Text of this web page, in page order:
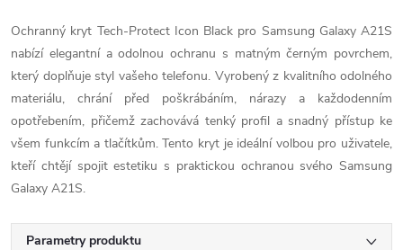
Ochranný kryt Tech-Protect Icon Black pro Samsung Galaxy A21S
nabízí elegantní a odolnou ochranu s matným černým povrchem,
který doplňuje styl vašeho telefonu. Vyrobený z kvalitního odolného
materiálu, chrání před poškrábáním, nárazy a každodenním
opotřebením, přičemž zachovává tenký profil a snadný přístup ke
všem funkcím a tlačítkům. Tento kryt je ideální volbou pro uživatele,
kteří chtějí spojit estetiku s praktickou ochranou svého Samsung
Galaxy A21S.
Parametry produktu